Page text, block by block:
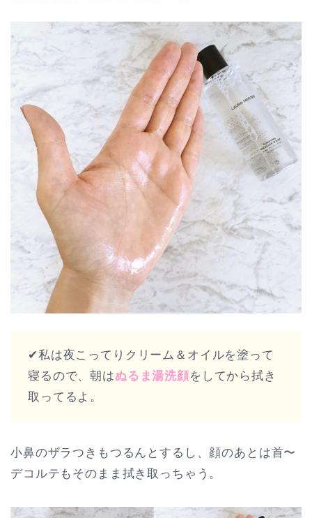
✔︎私は夜こってりクリーム＆オイルを塗って
寝るので、朝はぬるま湯洗顔をしてから拭き
取ってるよ。
小鼻のザラつきもつるんとするし、顔のあとは首〜
デコルテもそのまま拭き取っちゃう。